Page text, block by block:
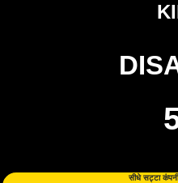
सीधे सट्टा